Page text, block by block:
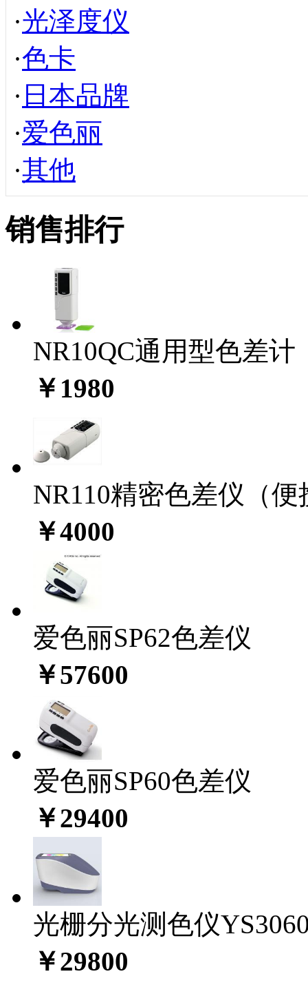
·光泽度仪
·色卡
· 日本品牌
·爱色丽
·其他
销售排行
NR10QC通用型色差计
￥1980
NR110精密色差仪（
￥4000
爱色丽SP62色差仪
￥57600
爱色丽SP60色差仪
￥29400
光栅分光测色仪
￥29800